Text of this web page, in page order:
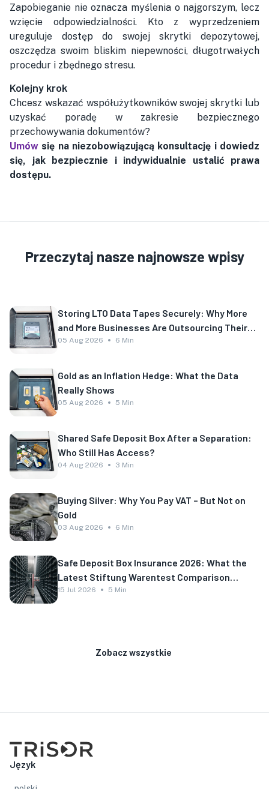
Zapobieganie nie oznacza myślenia o najgorszym, lecz
wzięcie odpowiedzialności. Kto z wyprzedzeniem
ureguluje dostęp do swojej skrytki depozytowej,
oszczędza swoim bliskim niepewności, długotrwałych
procedur i zbędnego stresu.
Kolejny krok
Chcesz wskazać współużytkowników swojej skrytki lub
uzyskać poradę w zakresie bezpiecznego
przechowywania dokumentów?
Umów się na niezobowiązującą konsultację i dowiedz
się, jak bezpiecznie i indywidualnie ustalić prawa
dostępu.
Przeczytaj nasze najnowsze wpisy
Storing LTO Data Tapes Securely: Why More
and More Businesses Are Outsourcing Their
Backup
05 Aug 2026 6 Min
Gold as an Inflation Hedge: What the Data
Really Shows
05 Aug 2026 5 Min
Shared Safe Deposit Box After a Separation:
Who Still Has Access?
04 Aug 2026 3 Min
Buying Silver: Why You Pay VAT – But Not on
Gold
03 Aug 2026 6 Min
Safe Deposit Box Insurance 2026: What the
Latest Stiftung Warentest Comparison
Shows
15 Jul 2026 5 Min
Zobacz wszystkie
Język